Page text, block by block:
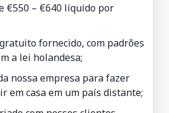
€550 – €640 líquido por
fornecido, com padrões
a lei holandesa;
nossa empresa para fazer
em casa em um país distante;